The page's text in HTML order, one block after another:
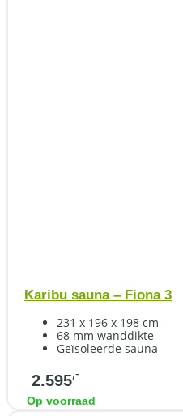
Karibu sauna – Fiona 3
231 x 196 x 198 cm
68 mm wanddikte
Geïsoleerde sauna
2.595,-
Op voorraad